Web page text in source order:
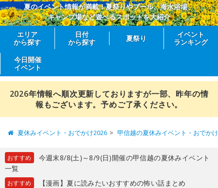
夏のイベント情報が満載！夏祭りやプール、海水浴場、
キャンプ場など遊べるスポットを大紹介
エリア
から探す
日付
から探す
夏祭り
イベント
ランキング
今日開催
イベント
2026年情報へ順次更新しておりますが一部、昨年の情
報もございます。予めご了承ください。
夏休みイベント・おでかけ2026 甲信越の夏休みイベント・おでか
おすすめ
今週末8/8(土)～8/9(日)開催の甲信越の夏休みイベント
一覧
おすすめ 【漫画】夏に読みたいおすすめの怖い話まとめ